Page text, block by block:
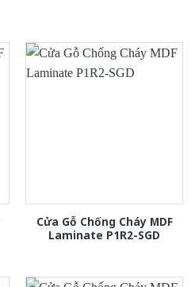
Cửa Gỗ Chống Cháy MDF
Laminate P1R2-SGD